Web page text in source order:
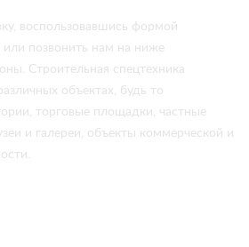
воспользовавшись формой
или позвонить нам на ниже
Строительная спецтехника
объектах, будь то
торговые площадки, частные
и галереи, объекты коммерческой и